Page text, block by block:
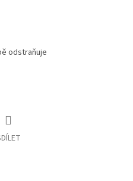
odstraňuje